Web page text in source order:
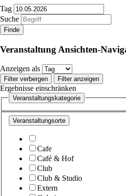
Tag
Suche
Veranstaltung Ansichten-
Anzeigen als
Filter verbergen Filter anzeigen
Ergebnisse einschränken
Veranstaltungskategorie
Veranstaltungsorte
Cafe
Café & Hof
Club
Club & Studio
Extern